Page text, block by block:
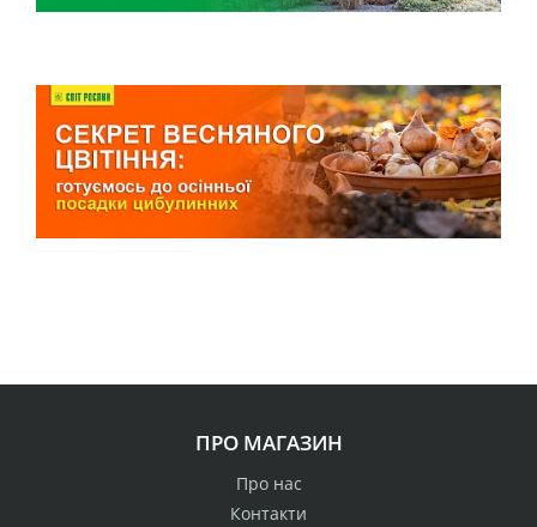
ПРО МАГАЗИН
Про нас
Контакти